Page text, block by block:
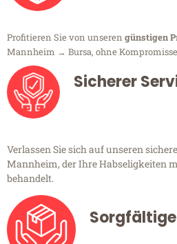
Profitieren Sie von unseren günstigen
Mannheim → Bursa, ohne
Sicherer
Verlassen Sie sich auf unseren
Mannheim, der Ihre Habseligkeiten
behandelt.